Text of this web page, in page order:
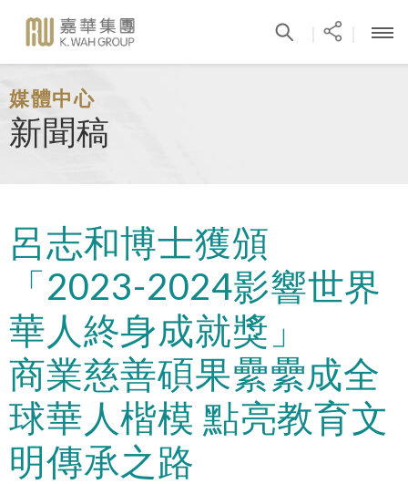
媒體中心
新聞稿
呂志和博士獲頒
「2023-2024影響世界
華人終身成就獎」
商業慈善碩果纍纍成全
球華人楷模 點亮教育文
明傳承之路